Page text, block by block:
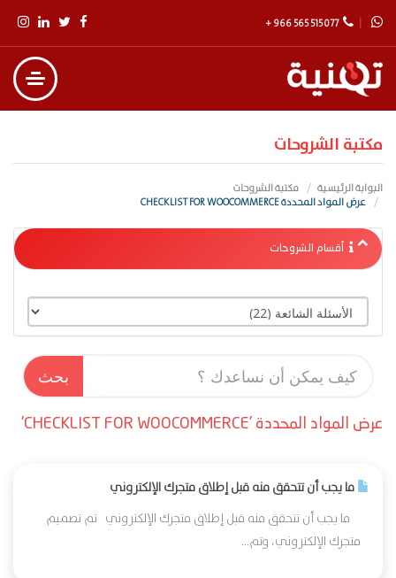
+ 966 565 515 077
مكتبة الشروحات
البوابة الرئيسية
مكتبة الشروحات
عرض المواد المحددة CHECKLIST FOR WOOCOMMERCE
أقسام الشروحات
عرض المواد المحددة 'CHECKLIST FOR WOOCOMMERCE'
ما يجب أن تتحقق منه قبل إطلاق متجرك الإلكتروني
ما يجب أن تتحقق منه قبل إطلاق متجرك الإلكتروني تم تصميم
متجرك الإلكتروني، وتم...